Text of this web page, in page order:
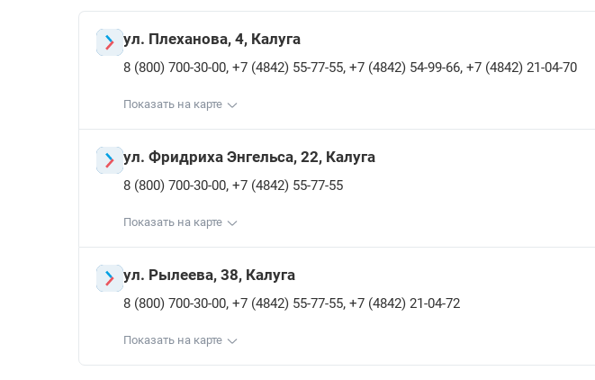
ул. Плеханова, 4, Калуга
8 (800) 700-30-00, +7 (4842) 55-77-55, +7 (4842) 54-99-66, +7 (4842) 21-04-70
Показать на карте
ул. Фридриха Энгельса, 22, Калуга
8 (800) 700-30-00, +7 (4842) 55-77-55
Показать на карте
ул. Рылеева, 38, Калуга
8 (800) 700-30-00, +7 (4842) 55-77-55, +7 (4842) 21-04-72
Показать на карте